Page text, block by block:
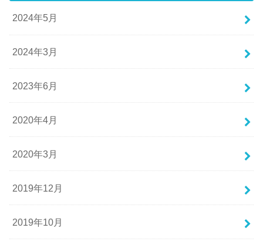
2024年5月
2024年3月
2023年6月
2020年4月
2020年3月
2019年12月
2019年10月